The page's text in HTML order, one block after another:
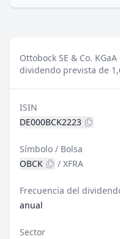
Ottobock SE & Co.
dividendo prevista de
ISIN
DE000BCK2223
Símbolo / Bolsa
OBCK
/ XFRA
Frecuencia del
anual
Sector